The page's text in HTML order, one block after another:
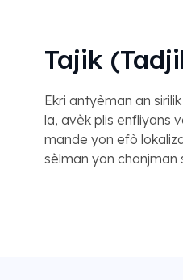
Tajik
Ekri antyèman an
la, avèk plis enfliyans
mande yon efò
sèlman yon chanjman